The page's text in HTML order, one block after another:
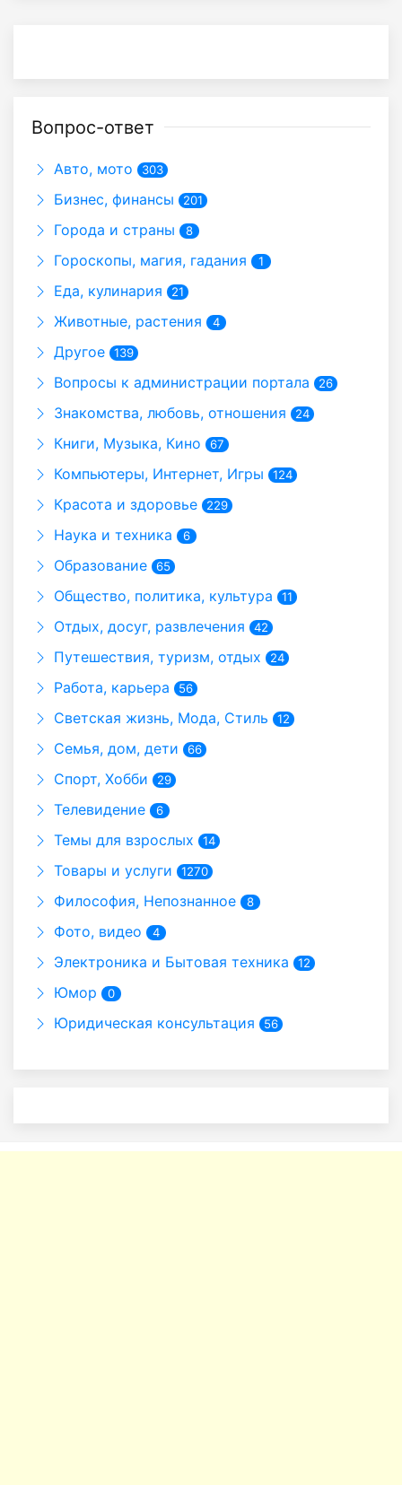
Вопрос-ответ
Авто, мото 303
Бизнес, финансы 201
Города и страны 8
Гороскопы, магия, гадания 1
Еда, кулинария 21
Животные, растения 4
Другое 139
Вопросы к администрации портала 26
Знакомства, любовь, отношения 24
Книги, Музыка, Кино 67
Компьютеры, Интернет, Игры 124
Красота и здоровье 229
Наука и техника 6
Образование 65
Общество, политика, культура 11
Отдых, досуг, развлечения 42
Путешествия, туризм, отдых 24
Работа, карьера 56
Светская жизнь, Мода, Стиль 12
Семья, дом, дети 66
Спорт, Хобби 29
Телевидение 6
Темы для взрослых 14
Товары и услуги 1270
Философия, Непознанное 8
Фото, видео 4
Электроника и Бытовая техника 12
Юмор 0
Юридическая консультация 56